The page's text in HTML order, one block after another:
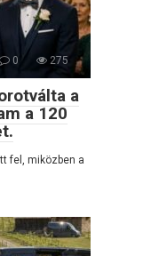
0 275
a
a 120
fel, miközben a